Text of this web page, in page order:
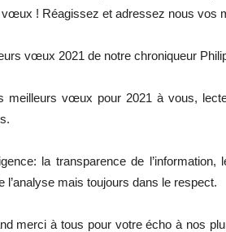
! Réagissez et adressez nous vos
vœux 2021 de notre chroniqueur
meilleurs vœux pour 2021 à vous,
la transparence de
l’analyse mais toujours dans le respect.
merci à tous pour votre écho à nos